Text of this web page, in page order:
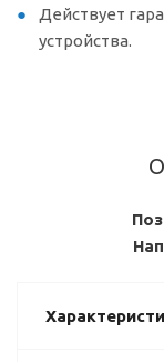
Действует
устройства.